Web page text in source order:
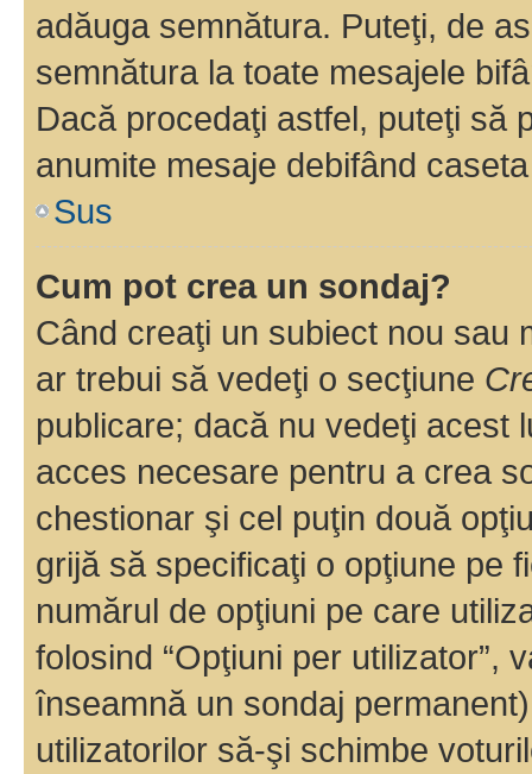
adăuga semnătura. Puteţi, de
semnătura la toate mesajele
Dacă procedaţi astfel, puteţi să
anumite mesaje debifând
Sus
Cum pot crea un sondaj?
Când creaţi un subiect nou sau
ar trebui să vedeţi o secţiune
publicare; dacă nu vedeţi acest
acces necesare pentru a crea
chestionar şi cel puţin două
grijă să specificaţi o opţiune pe
numărul de opţiuni pe care
folosind “Opţiuni per utilizator”,
înseamnă un sondaj
utilizatorilor să-şi schimbe